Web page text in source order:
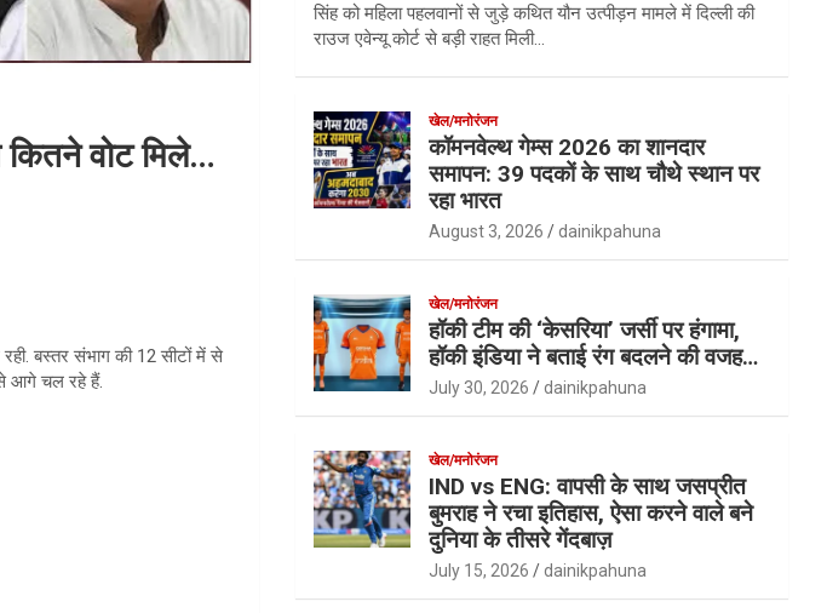
वोट मिले…
बस्तर संभाग की 12 सीटों में से
से आगे चल रहे हैं.
सिंह को महिला पहलवानों से जुड़े कथित यौन उत्पीड़न मामले में दिल्ली की
राउज एवेन्यू कोर्ट से बड़ी राहत मिली…
खेल/मनोरंजन
कॉमनवेल्थ गेम्स 2026 का शानदार
समापन: 39 पदकों के साथ चौथे स्थान पर
रहा भारत
August 3, 2026 dainikpahuna
खेल/मनोरंजन
हॉकी टीम की ‘केसरिया’ जर्सी पर हंगामा,
हॉकी इंडिया ने बताई रंग बदलने की वजह…
July 30, 2026 dainikpahuna
खेल/मनोरंजन
IND vs ENG: वापसी के साथ जसप्रीत
बुमराह ने रचा इतिहास, ऐसा करने वाले बने
दुनिया के तीसरे गेंदबाज़
July 15, 2026 dainikpahuna